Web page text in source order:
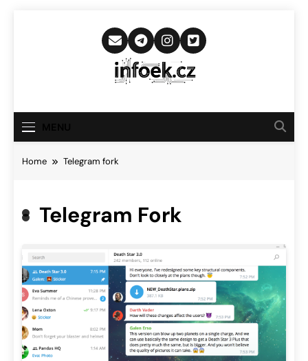
Infoek.cz
Novinkám
Home Telegram fork
Telegram Fork